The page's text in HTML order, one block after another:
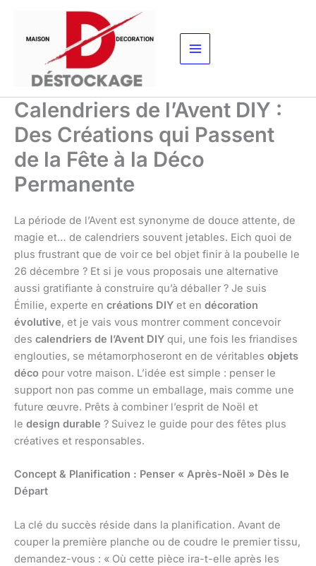
contenu
Calendriers de l’Avent DIY :
Des Créations qui Passent
de la Fête à la Déco
Permanente
La période de l’Avent est synonyme de douce attente, de
magie et… de calendriers souvent jetables. Eich quoi de
plus frustrant que de voir ce bel objet finir à la poubelle le
26 décembre ? Et si je vous proposais une alternative
aussi gratifiante à construire qu’à déballer ? Je suis
Émilie, experte en créations DIY et en décoration
évolutive, et je vais vous montrer comment concevoir
des calendriers de l’Avent DIY qui, une fois les friandises
englouties, se métamorphoseront en de véritables objets
déco pour votre maison. L’idée est simple : penser le
support non pas comme un emballage, mais comme une
future œuvre. Prêts à combiner l’esprit de Noël et
le design durable ? Suivez le guide pour des fêtes plus
créatives et responsables.
Concept & Planification : Penser « Après-Noël » Dès le
Départ
La clé du succès réside dans la planification. Avant de
couper la première planche ou de coudre le premier tissu,
demandez-vous : « Où cette pièce ira-t-elle après les